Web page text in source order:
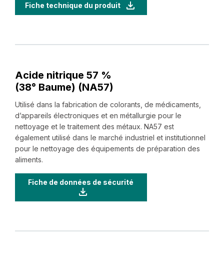
Fiche technique du produit
Acide nitrique 57 %
(38° Baume) (NA57)
Utilisé dans la fabrication de colorants, de médicaments,
d’appareils électroniques et en métallurgie pour le
nettoyage et le traitement des métaux. NA57 est
également utilisé dans le marché industriel et institutionnel
pour le nettoyage des équipements de préparation des
aliments.
Fiche de données de sécurité